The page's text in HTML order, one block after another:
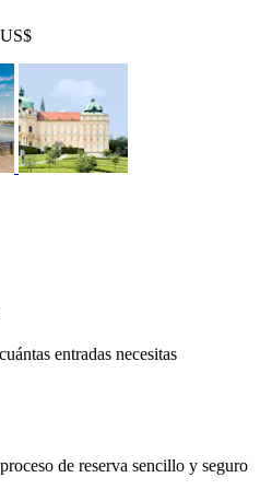
entradas necesitas
de reserva sencillo y seguro